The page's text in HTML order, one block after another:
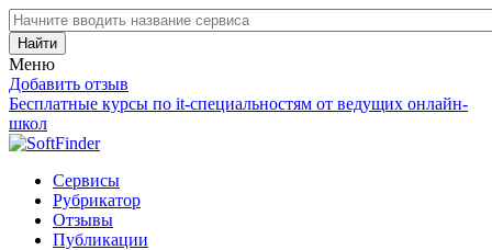
Найти
Меню
Добавить отзыв
Бесплатные курсы по it-специальностям от ведущих онлайн-
школ
Сервисы
Рубрикатор
Отзывы
Публикации